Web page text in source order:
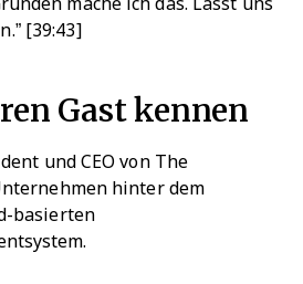
mache ich das. Lasst uns
[39:43]
Gast kennen
und CEO von The
hinter dem
basierten